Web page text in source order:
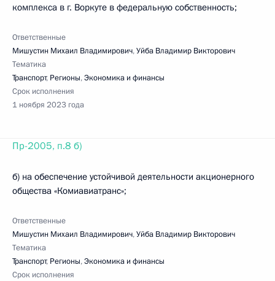
комплекса в г. Воркуте в федеральную собственность;
Ответственные
Мишустин Михаил Владимирович,Уйба Владимир Викторович
Тематика
Транспорт, Регионы,Экономика и финансы
Срок исполнения
1 ноября 2023 года
Пр-2005, п.8 б)
б) на обеспечение устойчивой деятельности акционерного
общества «Комиавиатранс»;
Ответственные
Мишустин Михаил Владимирович,Уйба Владимир Викторович
Тематика
Транспорт, Регионы,Экономика и финансы
Срок исполнения